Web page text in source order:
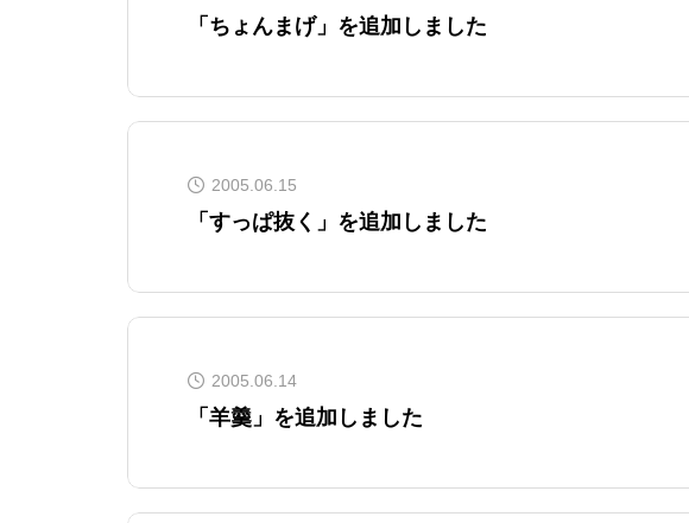
「ちょんまげ」を追加しました
2005.06.15
「すっぱ抜く」を追加しました
2005.06.14
「羊羹」を追加しました